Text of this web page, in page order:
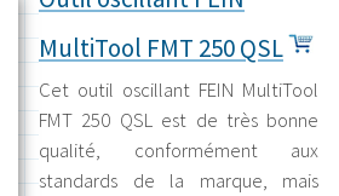
MultiTool FMT 250 QSL
Cet outil oscillant FEIN MultiTool
FMT 250 QSL est de très bonne
qualité, conformément aux
standards de la marque, mais